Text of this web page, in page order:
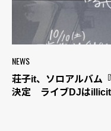
NEWS
荘子it、ソロアルバム
決定 ライブDJは